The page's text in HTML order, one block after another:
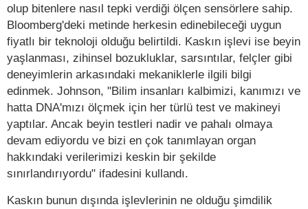
olup bitenlere nasıl tepki verdiği ölçen sensörlere sahip.
Bloomberg'deki metinde herkesin edinebileceği uygun
fiyatlı bir teknoloji olduğu belirtildi. Kaskın işlevi ise beyin
yaşlanması, zihinsel bozukluklar, sarsıntılar, felçler gibi
deneyimlerin arkasındaki mekaniklerle ilgili bilgi
edinmek. Johnson, "Bilim insanları kalbimizi, kanımızı ve
hatta DNA'mızı ölçmek için her türlü test ve makineyi
yaptılar. Ancak beyin testleri nadir ve pahalı olmaya
devam ediyordu ve bizi en çok tanımlayan organ
hakkındaki verilerimizi keskin bir şekilde
sınırlandırıyordu" ifadesini kullandı.
Kaskın bunun dışında işlevlerinin ne olduğu şimdilik